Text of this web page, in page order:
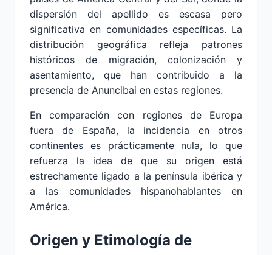
dispersión del apellido es escasa pero
significativa en comunidades específicas. La
distribución geográfica refleja patrones
históricos de migración, colonización y
asentamiento, que han contribuido a la
presencia de Anuncibai en estas regiones.
En comparación con regiones de Europa
fuera de España, la incidencia en otros
continentes es prácticamente nula, lo que
refuerza la idea de que su origen está
estrechamente ligado a la península ibérica y
a las comunidades hispanohablantes en
América.
Origen y Etimología de